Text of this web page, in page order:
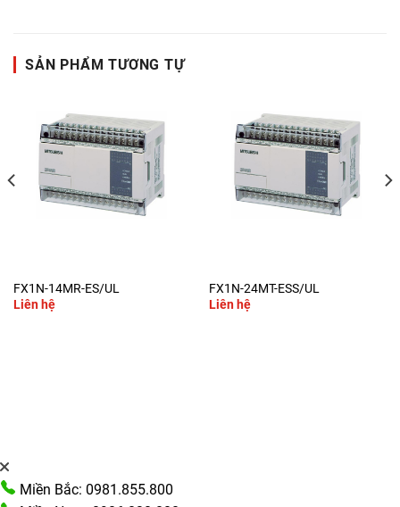
SẢN PHẨM TƯƠNG TỰ
FX1N-14MR-ES/UL
Liên hệ
FX1N-24MT-ESS/UL
Liên hệ
Miền Bắc: 0981.855.800